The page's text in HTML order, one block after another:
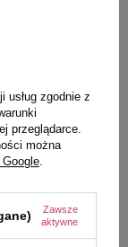
usług zgodnie z
przeglądarce.
można
.
Zawsze
aktywne